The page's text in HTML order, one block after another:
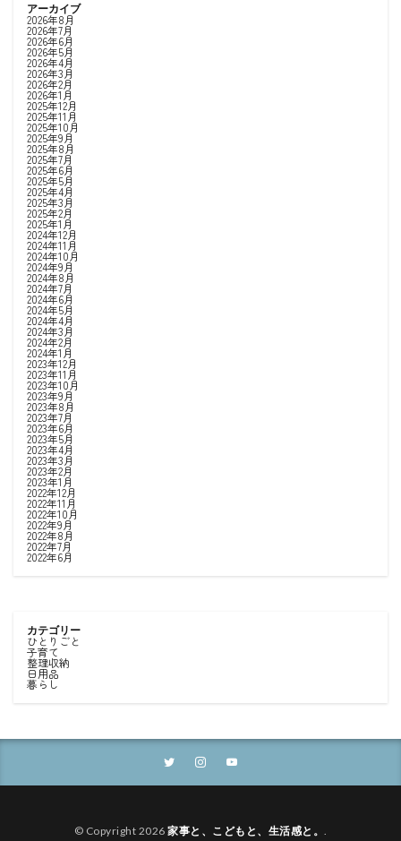
アーカイブ
2026年8月
2026年7月
2026年6月
2026年5月
2026年4月
2026年3月
2026年2月
2026年1月
2025年12月
2025年11月
2025年10月
2025年9月
2025年8月
2025年7月
2025年6月
2025年5月
2025年4月
2025年3月
2025年2月
2025年1月
2024年12月
2024年11月
2024年10月
2024年9月
2024年8月
2024年7月
2024年6月
2024年5月
2024年4月
2024年3月
2024年2月
2024年1月
2023年12月
2023年11月
2023年10月
2023年9月
2023年8月
2023年7月
2023年6月
2023年5月
2023年4月
2023年3月
2023年2月
2023年1月
2022年12月
2022年11月
2022年10月
2022年9月
2022年8月
2022年7月
2022年6月
カテゴリー
ひとりごと
子育て
整理収納
日用品
暮らし
© Copyright 2026 家事と、こどもと、生活感と。